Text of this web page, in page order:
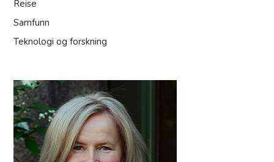
Reise
Samfunn
Teknologi og forskning